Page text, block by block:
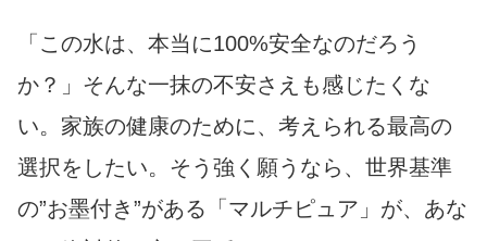
「この水は、本当に100%安全なのだろう
か？」そんな一抹の不安さえも感じたくな
い。家族の健康のために、考えられる最高の
選択をしたい。そう強く願うなら、世界基準
の”お墨付き”がある「マルチピュア」が、あな